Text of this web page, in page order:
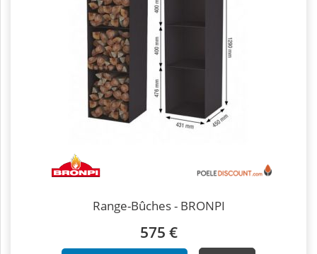
Range-Bûches - BRONPI
575 €